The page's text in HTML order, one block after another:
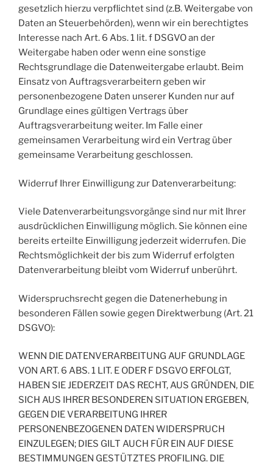
gesetzlich hierzu verpflichtet sind (z.B. Weitergabe von
Daten an Steuerbehörden), wenn wir ein berechtigtes
Interesse nach Art. 6 Abs. 1 lit. f DSGVO an der
Weitergabe haben oder wenn eine sonstige
Rechtsgrundlage die Datenweitergabe erlaubt. Beim
Einsatz von Auftragsverarbeitern geben wir
personenbezogene Daten unserer Kunden nur auf
Grundlage eines gültigen Vertrags über
Auftragsverarbeitung weiter. Im Falle einer
gemeinsamen Verarbeitung wird ein Vertrag über
gemeinsame Verarbeitung geschlossen.
Widerruf Ihrer Einwilligung zur Datenverarbeitung:
Viele Datenverarbeitungsvorgänge sind nur mit Ihrer
ausdrücklichen Einwilligung möglich. Sie können eine
bereits erteilte Einwilligung jederzeit widerrufen. Die
Rechtsmöglichkeit der bis zum Widerruf erfolgten
Datenverarbeitung bleibt vom Widerruf unberührt.
Widerspruchsrecht gegen die Datenerhebung in
besonderen Fällen sowie gegen Direktwerbung (Art. 21
DSGVO):
WENN DIE DATENVERARBEITUNG AUF GRUNDLAGE
VON ART. 6 ABS. 1 LIT. E ODER F DSGVO ERFOLGT,
HABEN SIE JEDERZEIT DAS RECHT, AUS GRÜNDEN, DIE
SICH AUS IHRER BESONDEREN SITUATION ERGEBEN,
GEGEN DIE VERARBEITUNG IHRER
PERSONENBEZOGENEN DATEN WIDERSPRUCH
EINZULEGEN; DIES GILT AUCH FÜR EIN AUF DIESE
BESTIMMUNGEN GESTÜTZTES PROFILING. DIE